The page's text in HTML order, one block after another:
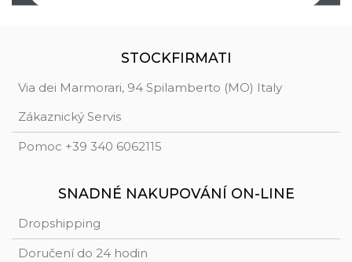
STOCKFIRMATI
Via dei Marmorari, 94 Spilamberto (MO) Italy
Zákaznický Servis
Pomoc +39 340 6062115
SNADNÉ NAKUPOVÁNÍ ON-LINE
Dropshipping
Doručení do 24 hodin